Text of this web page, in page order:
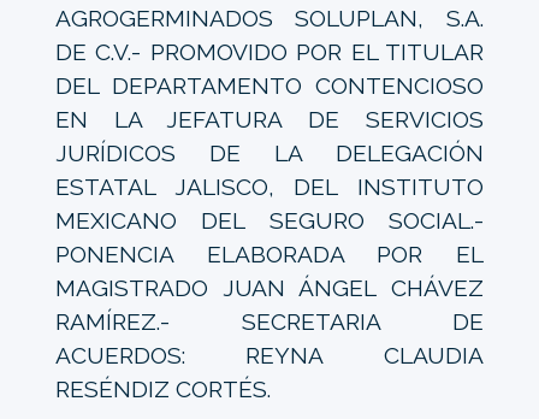
AGROGERMINADOS SOLUPLAN, S.A.
DE C.V.- PROMOVIDO POR EL TITULAR
DEL DEPARTAMENTO CONTENCIOSO
EN LA JEFATURA DE SERVICIOS
JURÍDICOS DE LA DELEGACIÓN
ESTATAL JALISCO, DEL INSTITUTO
MEXICANO DEL SEGURO SOCIAL.-
PONENCIA ELABORADA POR EL
MAGISTRADO JUAN ÁNGEL CHÁVEZ
RAMÍREZ.- SECRETARIA DE
ACUERDOS: REYNA CLAUDIA
RESÉNDIZ CORTÉS.